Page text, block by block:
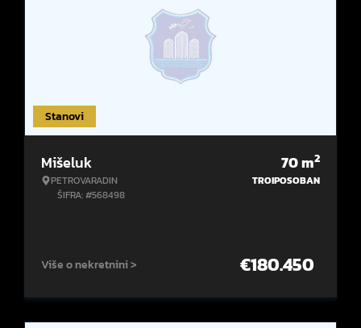
Stanovi
Mišeluk
PETROVARADIN
ŠIFRA: #568498
70m2
TROIPOSOBAN
Više o nekretnini > €180.450